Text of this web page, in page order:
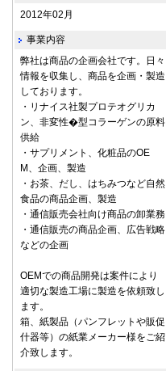
2012年02月
事業内容
弊社は商品の企画会社です。日々
情報を収集し、商品を企画・製造
しております。
・リナイス社製プロテオグリカ
ン、非変性�型コラーゲンの原料
供給
・サプリメント、化粧品のOE
M、企画、製造
・お茶、だし、はちみつなど自然
食品の商品企画、製造
・通信販売会社向け商品の卸業務
・通信販売の商品企画、広告戦略
などの企画
OEMでの商品開発は案件により
適切な製造工場に製造を依頼致し
ます。
箱、紙製品（パンフレットや販促
什器等）の紙業メーカー様をご紹
介致します。